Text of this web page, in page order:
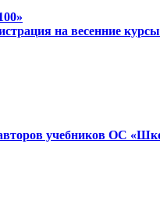
на весенние
учебников ОС